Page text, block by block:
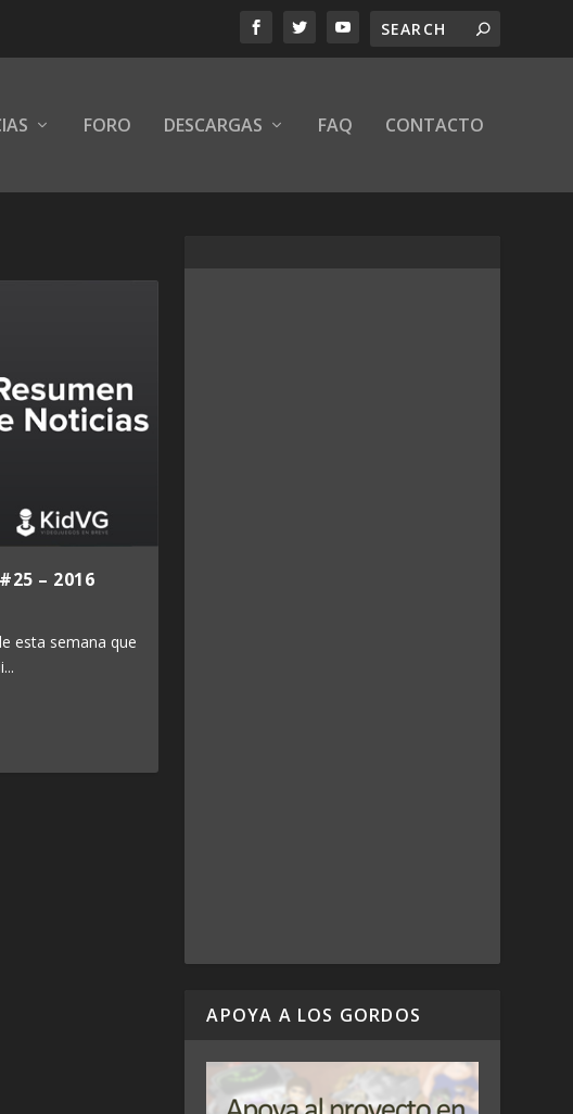
FORO DESCARGAS FAQ CONTACTO
– 2016
esta semana que
APOYA A LOS GORDOS